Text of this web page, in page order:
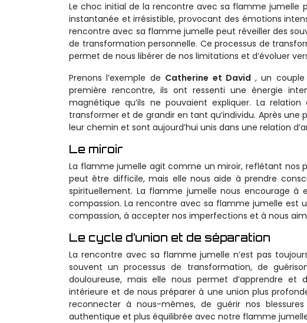
Le choc initial de la rencontre avec sa flamme jumelle
instantanée et irrésistible, provocant des émotions
rencontre avec sa flamme jumelle peut réveiller des
de transformation personnelle. Ce processus de
permet de nous libérer de nos limitations et d’évoluer
Prenons l’exemple de Catherine et David , un
première rencontre, ils ont ressenti une énergie
magnétique qu’ils ne pouvaient expliquer. La
transformer et de grandir en tant qu’individu. Après
leur chemin et sont aujourd’hui unis dans une relation
Le miroir
La flamme jumelle agit comme un miroir, reflétant nos
peut être difficile, mais elle nous aide à prendre
spirituellement. La flamme jumelle nous encourage
compassion. La rencontre avec sa flamme jumelle est
compassion, à accepter nos imperfections et à nous
Le cycle d’union et de séparation
La rencontre avec sa flamme jumelle n’est pas
souvent un processus de transformation, de
douloureuse, mais elle nous permet d’apprendre
intérieure et de nous préparer à une union plus
reconnecter à nous-mêmes, de guérir nos
authentique et plus équilibrée avec notre flamme